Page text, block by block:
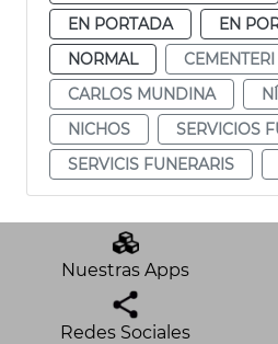
EN PORTADA
EN
NORMAL
CARLOS MUNDINA
NICHOS
SERVICIOS
SERVICIS FUNERARIS
Nuestras Apps
Redes Sociales